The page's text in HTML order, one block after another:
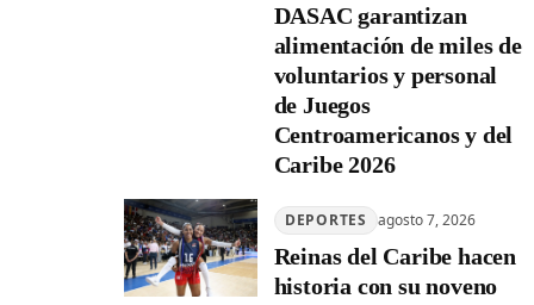
DASAC garantizan
alimentación de miles de
voluntarios y personal
de Juegos
Centroamericanos y del
Caribe 2026
DEPORTES agosto 7, 2026
Reinas del Caribe hacen
historia con su noveno